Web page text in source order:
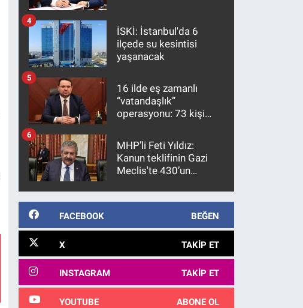
İSKİ: İstanbul'da 6
ilçede su kesintisi
yaşanacak
4
16 ilde eş zamanlı
“vatandaşlık”
operasyonu: 73 kişi
5
MHP’li Feti Yıldız:
Kanun teklifinin Gazi
Meclis'te 430’un
kanunlaşacağı
6
FACEBOOK BEĞEN
X TAKIP ET
INSTAGRAM TAKIP ET
YOUTUBE ABONE OL